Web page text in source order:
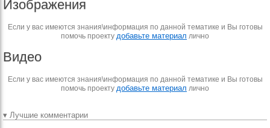
Изображения
Если у вас имеются знания\информация по данной тематике и Вы готовы
помочь проекту добавьте материал лично
Видео
Если у вас имеются знания\информация по данной тематике и Вы готовы
помочь проекту добавьте материал лично
▾ Лучшие комментарии